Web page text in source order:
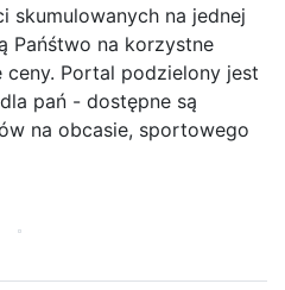
skumulowanych na jednej
Pańśtwo na korzystne
Portal podzielony jest
pań - dostępne są
na obcasie, sportowego